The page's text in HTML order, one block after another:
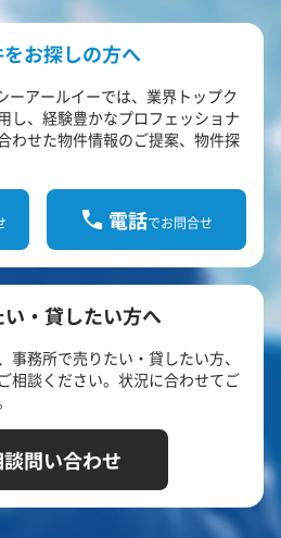
お探しの方へ
ーアールイーでは、業界トップク
し、経験豊かなプロフェッショナ
わせた物件情報のご提案、物件探
電話でお問合せ
・貸したい方へ
務所で売りたい・貸したい方、
相談ください。状況に合わせてご
問い合わせ